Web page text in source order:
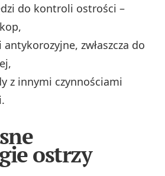
do kontroli ostrości –
zwłaszcza do
z innymi czynnościami
ostrzy